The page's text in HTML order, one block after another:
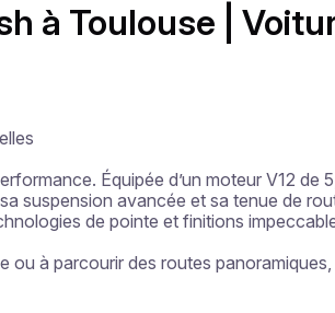
à Toulouse |
Équipée d’un moteur V12
suspension avancée et sa tenue de
de pointe et finitions
à parcourir des routes